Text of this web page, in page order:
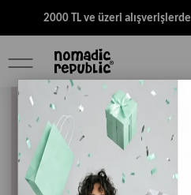
2000 TL ve üzeri